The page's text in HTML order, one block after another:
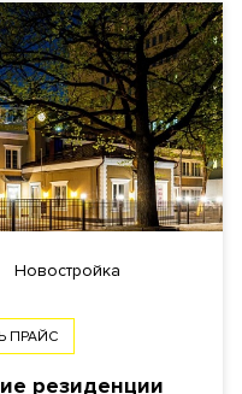
За 1 м²
Новостройка
ПРАЙС
резиденции